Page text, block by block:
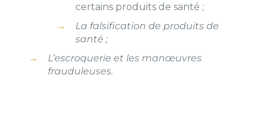
certains produits de santé ;
La falsification de produits de
santé ;
L’escroquerie et les manœuvres
frauduleuses.